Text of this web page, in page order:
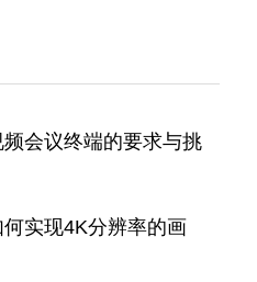
会议终端的要求与挑
实现4K分辨率的画